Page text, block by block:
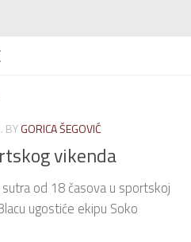
BYGORICA ŠEGOVIĆ
vikenda
od 18 časova u sportskoj
ugostiće ekipu Soko